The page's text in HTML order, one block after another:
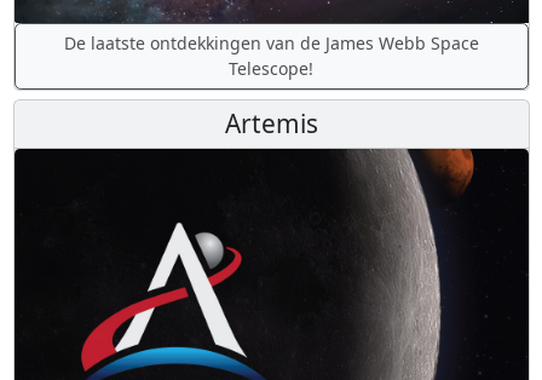
De laatste ontdekkingen van de James Webb Space
Telescope!
Artemis